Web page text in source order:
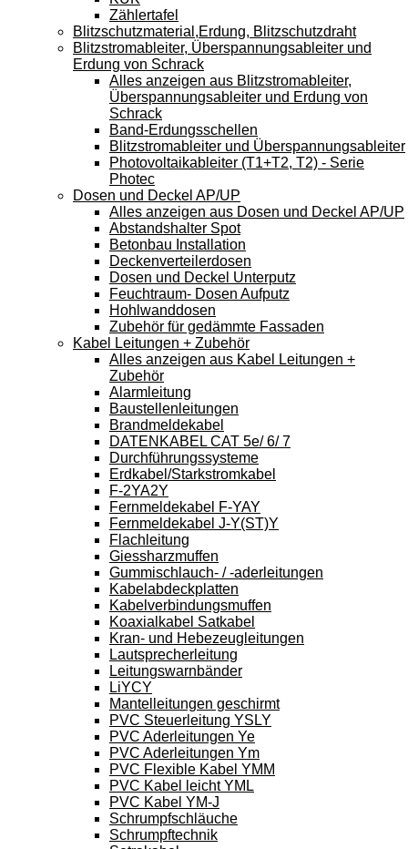
Zählertafel
Blitzschutzmaterial,Erdung, Blitzschutzdraht
Blitzstromableiter, Überspannungsableiter und
Erdung von Schrack
Alles anzeigen aus Blitzstromableiter,
Überspannungsableiter und Erdung von
Schrack
Band-Erdungsschellen
Blitzstromableiter und Überspannungsableiter
Photovoltaikableiter (T1+T2, T2) - Serie
Photec
Dosen und Deckel AP/UP
Alles anzeigen aus Dosen und Deckel AP/UP
Abstandshalter Spot
Betonbau Installation
Deckenverteilerdosen
Dosen und Deckel Unterputz
Feuchtraum- Dosen Aufputz
Hohlwanddosen
Zubehör für gedämmte Fassaden
Kabel Leitungen + Zubehör
Alles anzeigen aus Kabel Leitungen +
Zubehör
Alarmleitung
Baustellenleitungen
Brandmeldekabel
DATENKABEL CAT 5e/ 6/ 7
Durchführungssysteme
Erdkabel/Starkstromkabel
F-2YA2Y
Fernmeldekabel F-YAY
Fernmeldekabel J-Y(ST)Y
Flachleitung
Giessharzmuffen
Gummischlauch- / -aderleitungen
Kabelabdeckplatten
Kabelverbindungsmuffen
Koaxialkabel Satkabel
Kran- und Hebezeugleitungen
Lautsprecherleitung
Leitungswarnbänder
LiYCY
Mantelleitungen geschirmt
PVC Steuerleitung YSLY
PVC Aderleitungen Ye
PVC Aderleitungen Ym
PVC Flexible Kabel YMM
PVC Kabel leicht YML
PVC Kabel YM-J
Schrumpfschläuche
Schrumpftechnik